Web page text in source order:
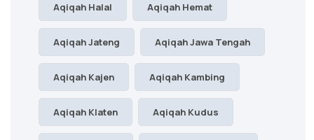
Aqiqah Halal Aqiqah Hemat
Aqiqah Jateng Aqiqah Jawa Tengah
Aqiqah Kajen Aqiqah Kambing
Aqiqah Klaten Aqiqah Kudus